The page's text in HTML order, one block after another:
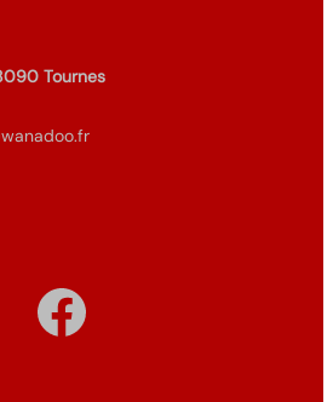
Tournes
Facebook